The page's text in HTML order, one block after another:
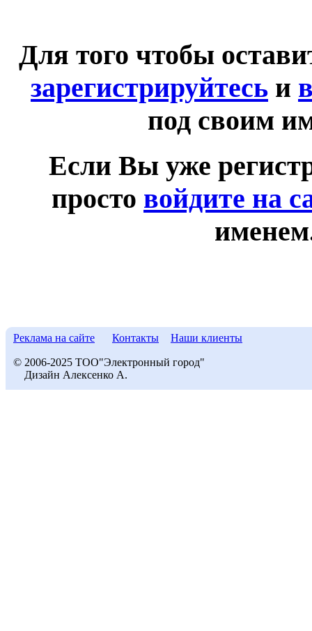
Для того чтобы
зарегистрируйтесь и
под своим
Если Вы уже
просто войдите на
Реклама на сайте Контакты Наши клиенты
© 2006-2025 ТОО"Электронный город"
Дизайн Алексенко А.